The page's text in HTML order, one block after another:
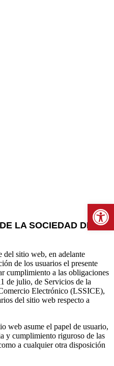
LA SOCIEDAD DE LA
del sitio web, en adelante
de los usuarios el presente
cumplimiento a las obligaciones
de julio, de Servicios de la
Electrónico (LSSICE),
del sitio web respecto a
web asume el papel de usuario,
y cumplimiento riguroso de las
a cualquier otra disposición
Abrir